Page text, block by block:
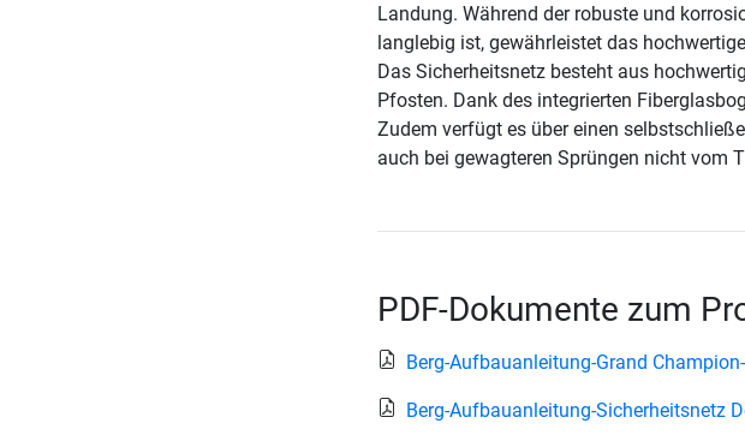
Landung. Während der robuste und
langlebig ist, gewährleistet das
Das Sicherheitsnetz besteht aus
Pfosten. Dank des integrierten
Zudem verfügt es über einen
auch bei gewagteren Sprüngen nicht vom
PDF-Dokumente zum
Berg-Aufbauanleitung-Grand
Berg-Aufbauanleitung-Sicherheitsnetz